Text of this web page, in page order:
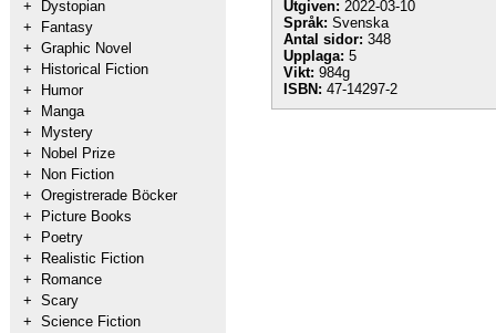
+
Dystopian
+
Fantasy
+ Graphic Novel
+
Historical Fiction
+
Humor
+
Manga
+
Mystery
+
Nobel Prize
+
Non Fiction
+ Oregistrerade Böcker
+
Picture Books
+
Poetry
+
Realistic Fiction
+
Romance
+ Scary
+ Science Fiction
Utgiven: 2022-03-10
Språk: Svenska
Antal sidor: 348
Upplaga: 5
Vikt: 984g
ISBN: 47-14297-2